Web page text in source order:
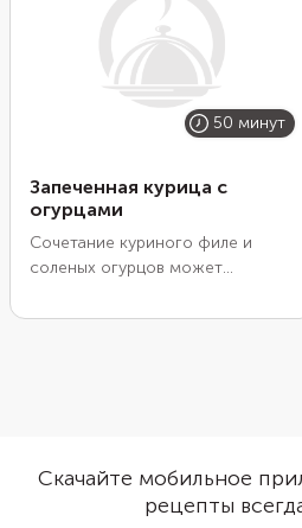
50 минут
Запеченная курица с
огурцами
Сочетание куриного филе и
соленых огурцов может
самом деле блюдо получается
размягчают в процессе
запекания. Посыпьте все сверху
тертым сыром, чтобы сок
Скачайте мобильное
рецепты